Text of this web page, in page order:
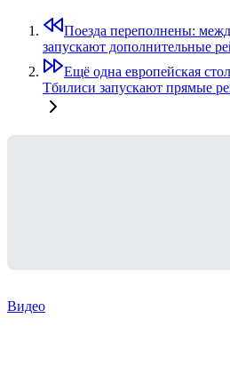
Поезда переполнены:
запускают дополнительные
Ещё одна европейская
Тбилиси запускают прямые
Видео